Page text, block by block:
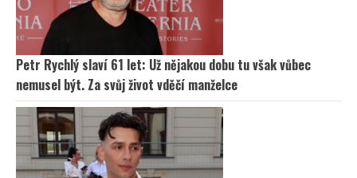
Petr Rychlý slaví 61 let: Už nějakou dobu tu však vůbec
nemusel být. Za svůj život vděčí manželce